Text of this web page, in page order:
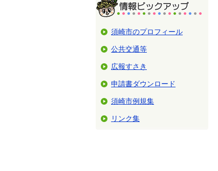
須崎市のプロフィール
公共交通等
広報すさき
申請書ダウンロード
須崎市例規集
リンク集